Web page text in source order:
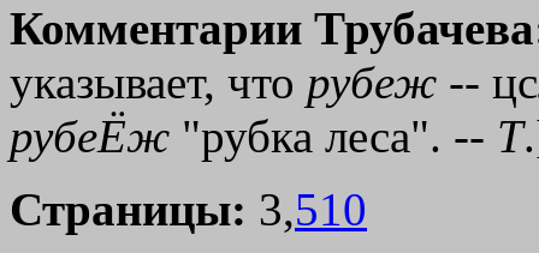
Комментарии
указывает, что рубеж --
рубеЁж "рубка леса". -- Т
Страницы: 3,510